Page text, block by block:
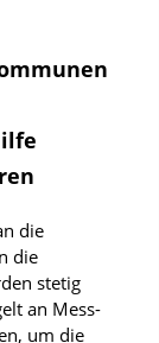
die
die
stetig
an Mess-
um die